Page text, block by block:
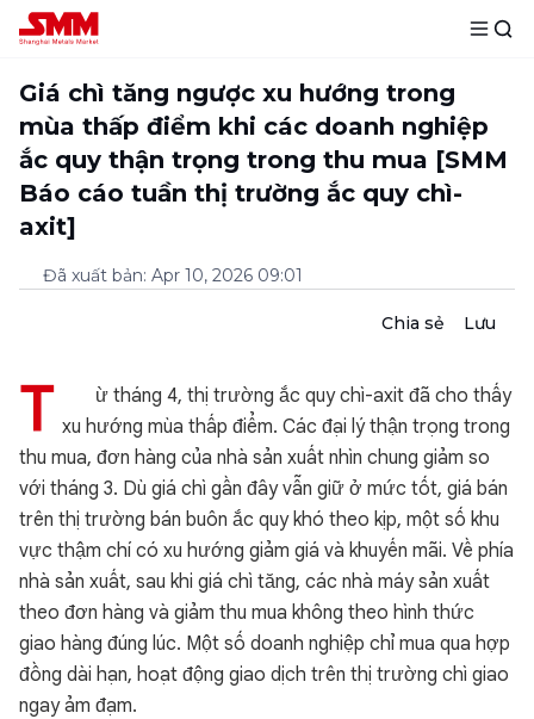
Giá chì tăng ngược xu hướng trong
mùa thấp điểm khi các doanh nghiệp
ắc quy thận trọng trong thu mua [SMM
Báo cáo tuần thị trường ắc quy chì-
axit]
Đã xuất bản: Apr 10, 2026 09:01
Chia sẻ Lưu
T
ừ tháng 4, thị trường ắc quy chì-axit đã cho thấy
xu hướng mùa thấp điểm. Các đại lý thận trọng trong
thu mua, đơn hàng của nhà sản xuất nhìn chung giảm so
với tháng 3. Dù giá chì gần đây vẫn giữ ở mức tốt, giá bán
trên thị trường bán buôn ắc quy khó theo kịp, một số khu
vực thậm chí có xu hướng giảm giá và khuyến mãi. Về phía
nhà sản xuất, sau khi giá chì tăng, các nhà máy sản xuất
theo đơn hàng và giảm thu mua không theo hình thức
giao hàng đúng lúc. Một số doanh nghiệp chỉ mua qua hợp
đồng dài hạn, hoạt động giao dịch trên thị trường chì giao
ngay ảm đạm.